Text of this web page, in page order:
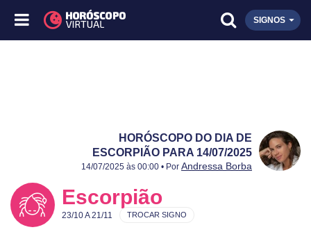
SIGNOS
HORÓSCOPO DO DIA DE
ESCORPIÃO PARA 14/07/2025
Publicado:
14/07/2025
Atualizado:
14/07/2025
14/07/2025 às 00:00 • Por Andressa Borba
Escorpião
23/10 A 21/11 TROCAR SIGNO